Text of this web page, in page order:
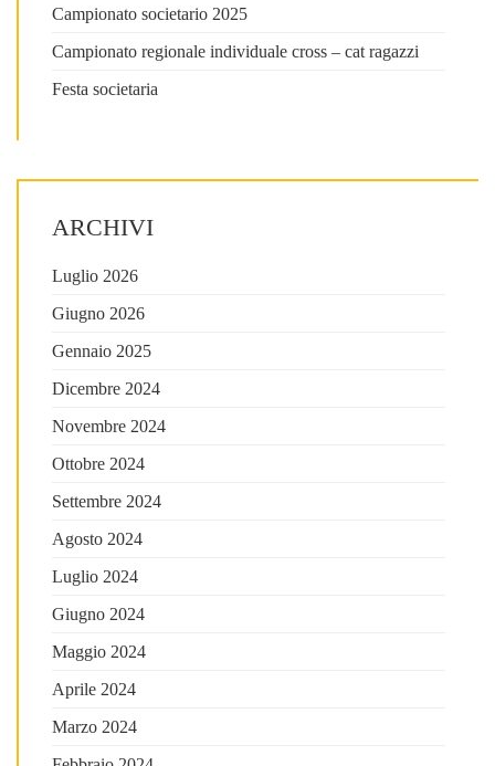
Campionato societario 2025
Campionato regionale individuale cross – cat ragazzi
Festa societaria
ARCHIVI
Luglio 2026
Giugno 2026
Gennaio 2025
Dicembre 2024
Novembre 2024
Ottobre 2024
Settembre 2024
Agosto 2024
Luglio 2024
Giugno 2024
Maggio 2024
Aprile 2024
Marzo 2024